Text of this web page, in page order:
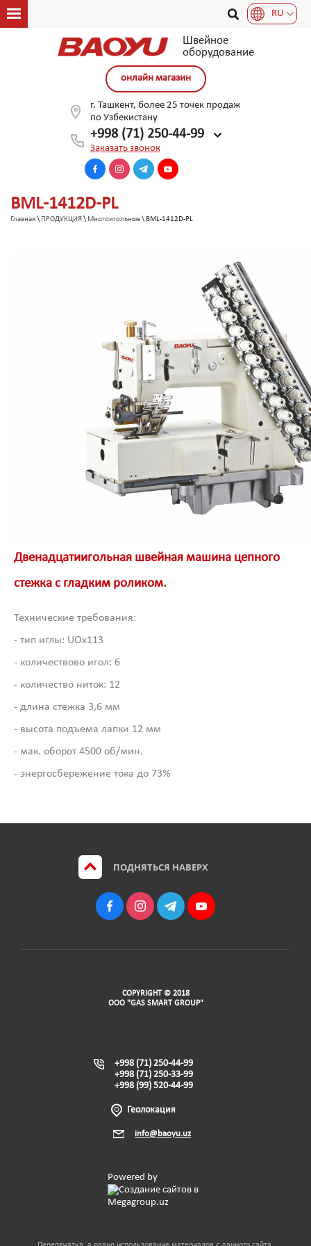
RU
Швейное
оборудование
онлайн магазин
г. Ташкент, более 25 точек продаж
по Узбекистану
+998 (71) 250-44-99
Заказать звонок
BML-1412D-PL
Главная\ ПРОДУКЦИЯ \ Многоигольные\ BML-1412D-PL
Двенадцатиигольная швейная машина цепного
стежка с гладким роликом.
Технические требования:
- тип иглы: UOx113
- количествово игол: 6
- количество ниток: 12
- длина стежка 3,6 мм
- высота подъема лапки 12 мм
- мак. оборот 4500 об/мин.
- энергосбережение тока до 73%
ПОДНЯТЬСЯ НАВЕРХ
COPYRIGHT © 2018
ООО "GAS SMART GROUP"
+998 (71) 250-44-99
+998 (71) 250-33-99
+998 (99) 520-44-99
Геолокация
info@baoyu.uz
Powered by